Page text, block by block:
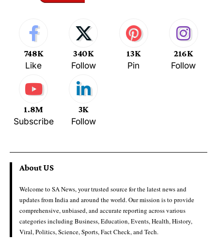
748K
Like
340K
Follow
13K
Pin
216K
Follow
1.8M
Subscribe
3K
Follow
About US
Welcome to SA News, your trusted source for the latest news and
updates from India and around the world. Our mission is to provide
comprehensive, unbiased, and accurate reporting across various
categories including Business, Education, Events, Health, History,
Viral, Politics, Science, Sports, Fact Check, and Tech.